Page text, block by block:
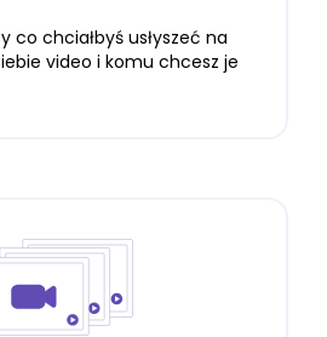
co chciałbyś usłyszeć na
video i komu chcesz je